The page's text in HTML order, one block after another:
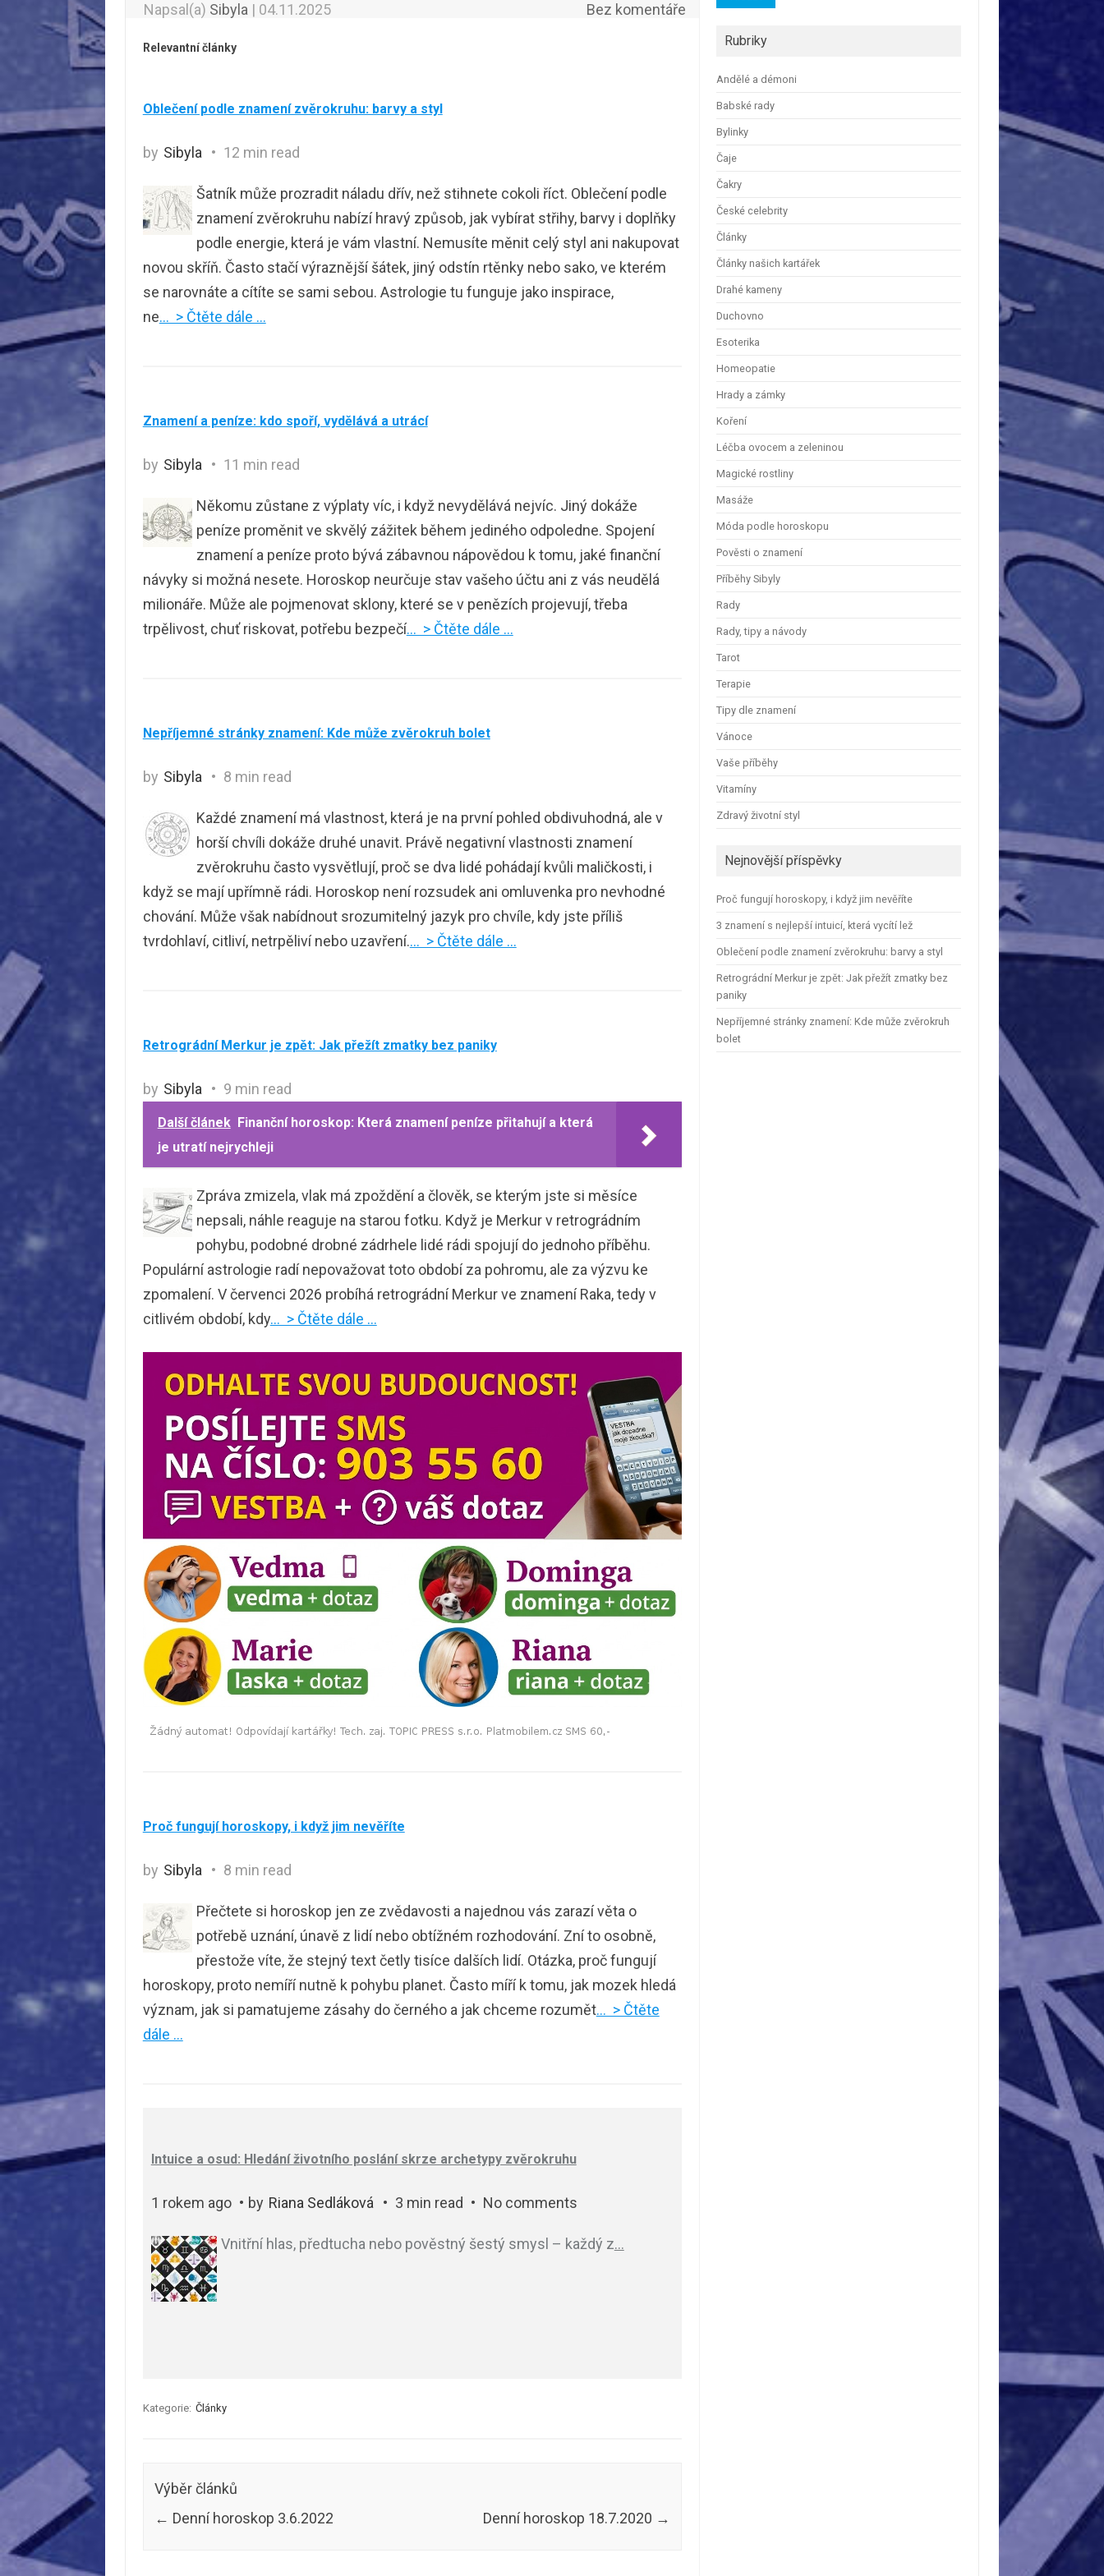
Napsal(a) Sibyla | 04.11.2025 Bez komentáře
Relevantní články
Oblečení podle znamení zvěrokruhu: barvy a styl
by Sibyla 12 min read
Šatník může prozradit náladu dřív, než stihnete cokoli říct. Oblečení podle
znamení zvěrokruhu nabízí hravý způsob, jak vybírat střihy, barvy i doplňky
podle energie, která je vám vlastní. Nemusíte měnit celý styl ani nakupovat
novou skříň. Často stačí výraznější šátek, jiný odstín rtěnky nebo sako, ve kterém
se narovnáte a cítíte se sami sebou. Astrologie tu funguje jako inspirace,
ne… > Čtěte dále …
Znamení a peníze: kdo spoří, vydělává a utrácí
by Sibyla 11 min read
Někomu zůstane z výplaty víc, i když nevydělává nejvíc. Jiný dokáže
peníze proměnit ve skvělý zážitek během jediného odpoledne. Spojení
znamení a peníze proto bývá zábavnou nápovědou k tomu, jaké finanční
návyky si možná nesete. Horoskop neurčuje stav vašeho účtu ani z vás neudělá
milionáře. Může ale pojmenovat sklony, které se v penězích projevují, třeba
trpělivost, chuť riskovat, potřebu bezpečí… > Čtěte dále …
Nepříjemné stránky znamení: Kde může zvěrokruh bolet
by Sibyla 8 min read
Každé znamení má vlastnost, která je na první pohled obdivuhodná, ale v
horší chvíli dokáže druhé unavit. Právě negativní vlastnosti znamení
zvěrokruhu často vysvětlují, proč se dva lidé pohádají kvůli maličkosti, i
když se mají upřímně rádi. Horoskop není rozsudek ani omluvenka pro nevhodné
chování. Může však nabídnout srozumitelný jazyk pro chvíle, kdy jste příliš
tvrdohlaví, citliví, netrpěliví nebo uzavření.… > Čtěte dále …
Retrográdní Merkur je zpět: Jak přežít zmatky bez paniky
by Sibyla 9 min read
Další článek Finanční horoskop: Která znamení peníze přitahují a která
je utratí nejrychleji
Zpráva zmizela, vlak má zpoždění a člověk, se kterým jste si měsíce
nepsali, náhle reaguje na starou fotku. Když je Merkur v retrográdním
pohybu, podobné drobné zádrhele lidé rádi spojují do jednoho příběhu.
Populární astrologie radí nepovažovat toto období za pohromu, ale za výzvu ke
zpomalení. V červenci 2026 probíhá retrográdní Merkur ve znamení Raka, tedy v
citlivém období, kdy… > Čtěte dále …
Proč fungují horoskopy, i když jim nevěříte
by Sibyla 8 min read
Přečtete si horoskop jen ze zvědavosti a najednou vás zarazí věta o
potřebě uznání, únavě z lidí nebo obtížném rozhodování. Zní to osobně,
přestože víte, že stejný text četly tisíce dalších lidí. Otázka, proč fungují
horoskopy, proto nemíří nutně k pohybu planet. Často míří k tomu, jak mozek hledá
význam, jak si pamatujeme zásahy do černého a jak chceme rozumět… > Čtěte
dále …
Intuice a osud: Hledání životního poslání skrze archetypy zvěrokruhu
1 rokem ago by Riana Sedláková 3 min read No comments
Vnitřní hlas, předtucha nebo pověstný šestý smysl – každý z…
Kategorie: Články
Výběr článků
← Denní horoskop 3.6.2022 Denní horoskop 18.7.2020 →
Rubriky
Andělé a démoni
Babské rady
Bylinky
Čaje
Čakry
České celebrity
Články
Články našich kartářek
Drahé kameny
Duchovno
Esoterika
Homeopatie
Hrady a zámky
Koření
Léčba ovocem a zeleninou
Magické rostliny
Masáže
Móda podle horoskopu
Pověsti o znamení
Příběhy Sibyly
Rady
Rady, tipy a návody
Tarot
Terapie
Tipy dle znamení
Vánoce
Vaše příběhy
Vitamíny
Zdravý životní styl
Nejnovější příspěvky
Proč fungují horoskopy, i když jim nevěříte
3 znamení s nejlepší intuicí, která vycítí lež
Oblečení podle znamení zvěrokruhu: barvy a styl
Retrográdní Merkur je zpět: Jak přežít zmatky bez
paniky
Nepříjemné stránky znamení: Kde může zvěrokruh
bolet